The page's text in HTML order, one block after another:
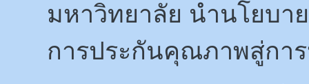
มหาวิทยาลัย นำนโยบ
การประกันคุณภาพสู่กา